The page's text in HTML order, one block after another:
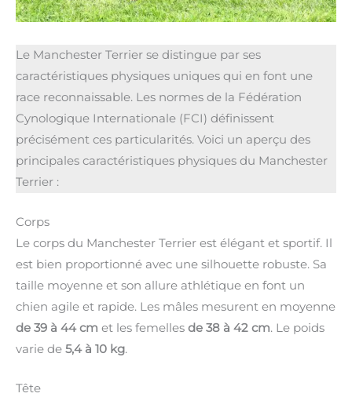
Le Manchester Terrier se distingue par ses
caractéristiques physiques uniques qui en font une
race reconnaissable. Les normes de la Fédération
Cynologique Internationale (FCI) définissent
précisément ces particularités. Voici un aperçu des
principales caractéristiques physiques du Manchester
Terrier :
Corps
Le corps du Manchester Terrier est élégant et sportif. Il
est bien proportionné avec une silhouette robuste. Sa
taille moyenne et son allure athlétique en font un
chien agile et rapide. Les mâles mesurent en moyenne
de 39 à 44 cm et les femelles de 38 à 42 cm. Le poids
varie de 5,4 à 10 kg.
Tête